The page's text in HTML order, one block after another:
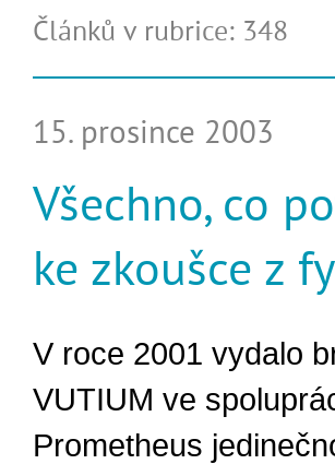
Článků v rubrice: 348
15. prosince 2003
Všechno, co
ke zkoušce z
V roce 2001 vydalo
VUTIUM ve
Prometheus